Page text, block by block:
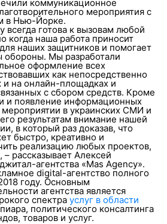
всегда готова к вызовам любой
когда наша работа приносит
наших защитников и помогает
обороны. Мы разработали
оформление всех
как непосредственно
и на онлайн-площадках и
с сбором средств. Кроме
и появление информационных
в украинских СМИ и
результатам внимание нашей
в который раз доказав, что
быстро, креативно и
реализацию любых проектов,
рассказывает Алексей
агентства «Mas Agency».
digital-агентство полного
году. Основным
агентства является
спектра услуг в области
политического консалтинга
товаров и услуг.